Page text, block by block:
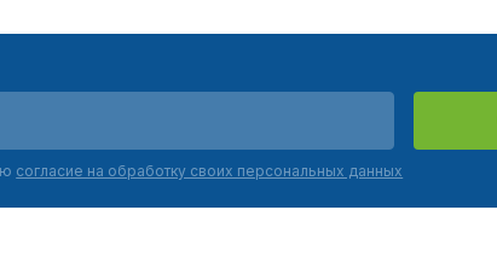
согласие на обработку своих персональных данных